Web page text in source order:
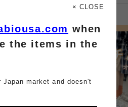
× CLOSE
when
the items in the
market and doesn't